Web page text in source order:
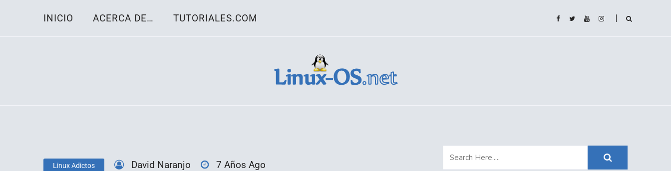
INICIO ACERCA DE… TUTORIALES.COM
Linux Adictos David Naranjo 7 Años Ago